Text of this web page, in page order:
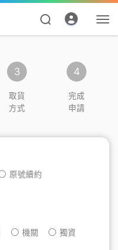
3
取貨
方式
4
完成
申請
原號續約
機關 獨資